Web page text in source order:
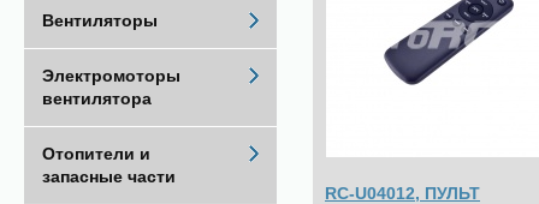
RC-U04012, ПУЛЬТ
Вентиляторы
Электромоторы
вентилятора
Отопители и
запасные части